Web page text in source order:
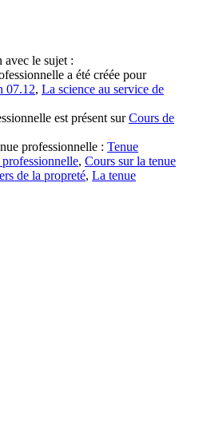
avec le sujet :
a été créée pour
07.12, La science au service de
est présent surCours de
professionnelle : Tenue
professionnelle, Cours sur la tenue
de la propreté, La tenue